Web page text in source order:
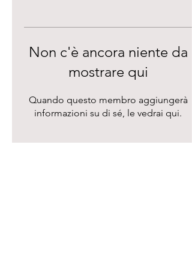
Non c'è ancora niente da
mostrare qui
Quando questo membro aggiungerà
informazioni su di sé, le vedrai qui.